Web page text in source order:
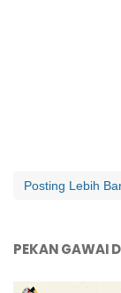
Posting Lebih
PEKAN GAWAI